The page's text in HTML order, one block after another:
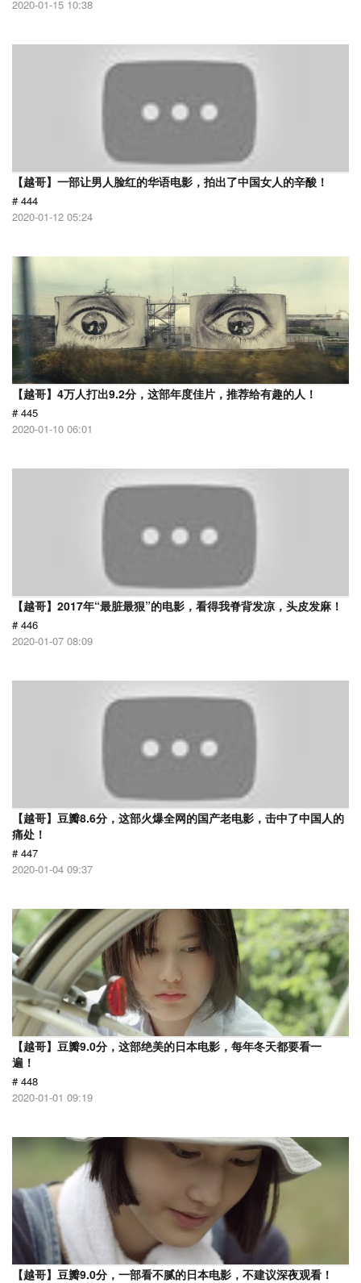
2020-01-15 10:38
【越哥】一部让男人脸红的华语电影，拍出了中国女人的辛酸！
# 444
2020-01-12 05:24
【越哥】4万人打出9.2分，这部年度佳片，推荐给有趣的人！
# 445
2020-01-10 06:01
【越哥】2017年“最脏最狠”的电影，看得我脊背发凉，头皮发麻！
# 446
2020-01-07 08:09
【越哥】豆瓣8.6分，这部火爆全网的国产老电影，击中了中国人的
痛处！
# 447
2020-01-04 09:37
【越哥】豆瓣9.0分，这部绝美的日本电影，每年冬天都要看一
遍！
# 448
2020-01-01 09:19
【越哥】豆瓣9.0分，一部看不腻的日本电影，不建议深夜观看！